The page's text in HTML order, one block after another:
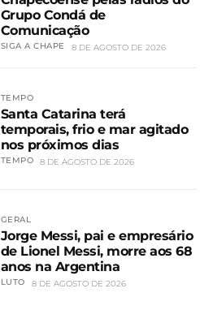
Grupo Condá de
Comunicação
SIGA A CHAPE 8 DE AGOSTO DE 2026
TEMPO
Santa Catarina terá
temporais, frio e mar agitado
nos próximos dias
TEMPO 8 DE AGOSTO DE 2026
GERAL
Jorge Messi, pai e empresário
de Lionel Messi, morre aos 68
anos na Argentina
LUTO 8 DE AGOSTO DE 2026